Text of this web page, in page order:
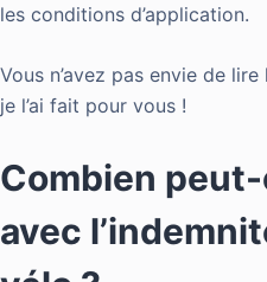
les conditions d’application.
Vous n’avez pas envie de
je l’ai fait pour vous !
Combien
avec